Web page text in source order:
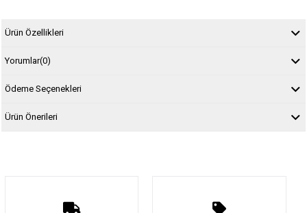
Ürün Özellikleri
Yorumlar(0)
Ödeme Seçenekleri
Ürün Önerileri